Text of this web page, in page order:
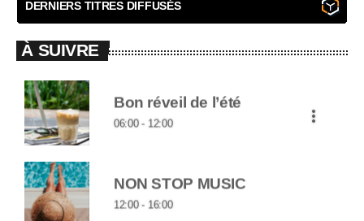
DERNIERS TITRES DIFFUSÉS
À SUIVRE
Bon réveil de l’été
06:00 - 12:00 more_vert
Bon réveil de l’été
bel été
NON STOP MUSIC
12:00 - 16:00